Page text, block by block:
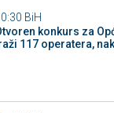
BiH
konkurs za
117 operatera,